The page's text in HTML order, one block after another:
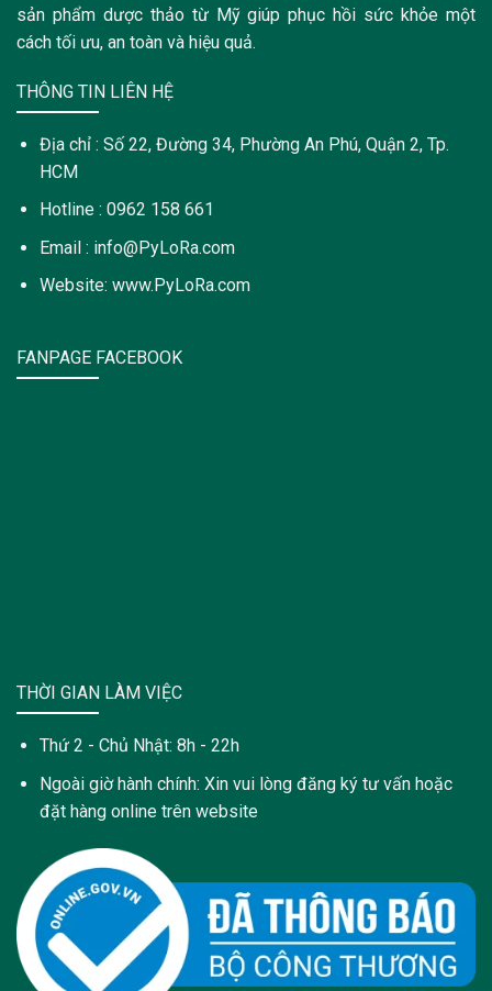
sản phẩm dược thảo từ Mỹ giúp phục hồi sức khỏe một
cách tối ưu, an toàn và hiệu quả.
THÔNG TIN LIÊN HỆ
Địa chỉ : Số 22, Đường 34, Phường An Phú, Quận 2, Tp.
HCM
Hotline : 0962 158 661
Email : info@PyLoRa.com
Website: www.PyLoRa.com
FANPAGE FACEBOOK
THỜI GIAN LÀM VIỆC
Thứ 2 - Chủ Nhật: 8h - 22h
Ngoài giờ hành chính: Xin vui lòng đăng ký tư vấn hoặc
đặt hàng online trên website